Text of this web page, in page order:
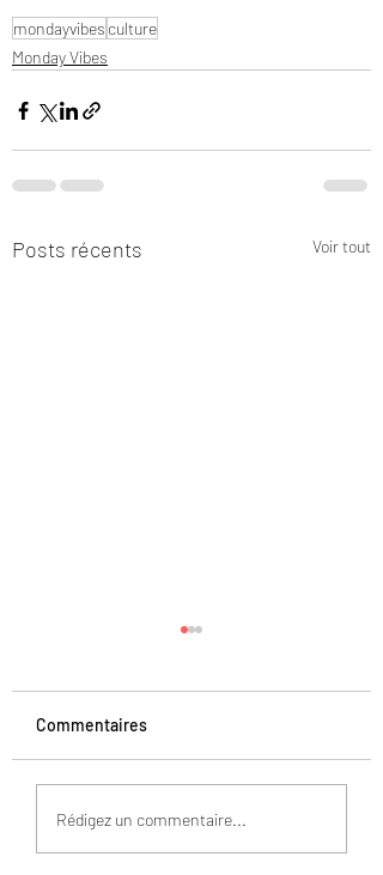
mondayvibes culture
Monday Vibes
Posts récents Voir tout
Commentaires
Rédigez un commentaire...